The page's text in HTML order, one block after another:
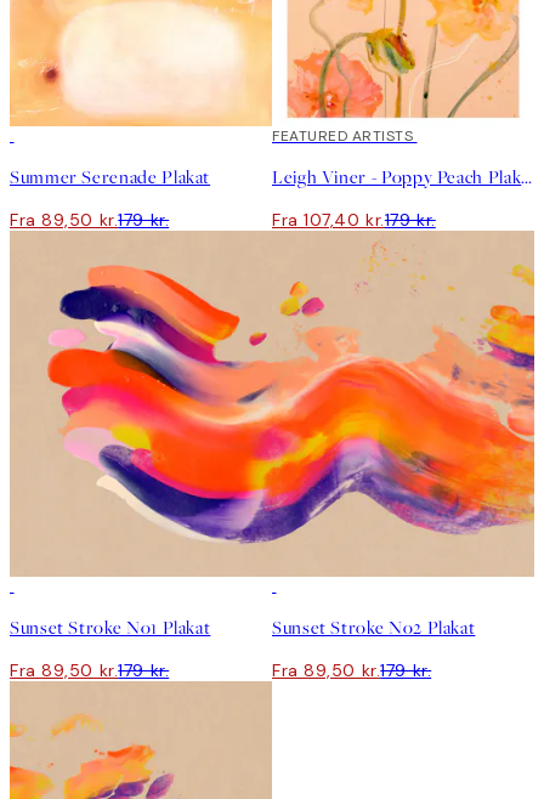
Summer Serenade Plakat
Fra 89,50 kr.179 kr.
40%*
FEATURED ARTISTS
Leigh Viner - Poppy Peach Plakat
Fra 107,40 kr.179 kr.
Sunset Stroke No1 Plakat
Fra 89,50 kr.179 kr.
Sunset Stroke No2 Plakat
Fra 89,50 kr.179 kr.